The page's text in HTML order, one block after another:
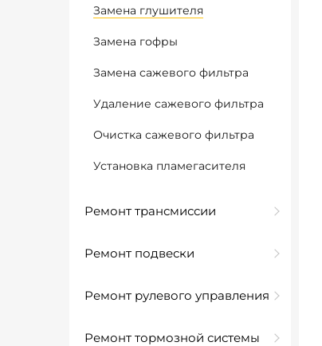
Замена глушителя
Замена гофры
Замена сажевого фильтра
Удаление сажевого фильтра
Очистка сажевого фильтра
Установка пламегасителя
Ремонт трансмиссии
Ремонт подвески
Ремонт рулевого управления
Ремонт тормозной системы